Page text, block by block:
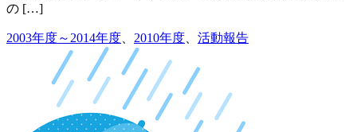
の […]
2003年度～2014年度 2010年度 活動報告